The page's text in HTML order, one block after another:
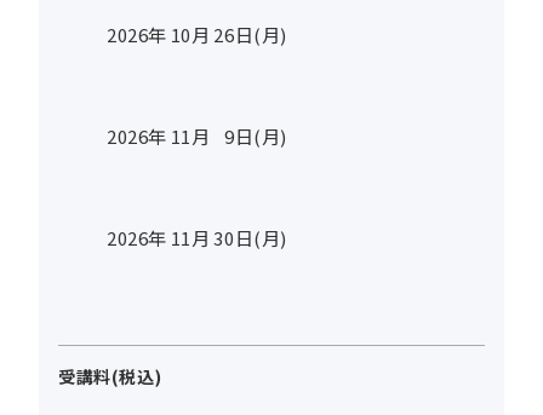
2026年 10月 26日(月)
2026年 11月 9日(月)
2026年 11月 30日(月)
受講料(税込)